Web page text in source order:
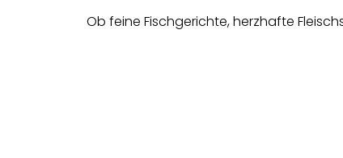
Ob feine Fischgerichte, herzhafte